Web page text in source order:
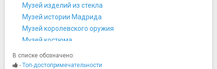
Музей изделий из стекла
Музей истории Мадрида
Музей королевского оружия
Музей костюма
Музей Ласаро Гальдиано
Музей Прадо
В списке обозначено:
- Топ-достопримечательности